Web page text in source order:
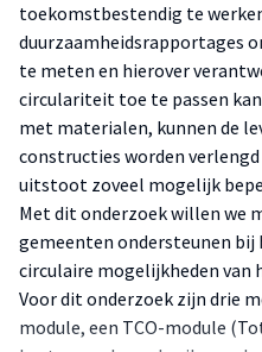
toekomstbestendig te
duurzaamheidsrapportages
te meten en hierover
circulariteit toe te passen
met materialen, kunnen de
constructies worden verlengd
uitstoot zoveel mogelijk
Met dit onderzoek willen we
gemeenten ondersteunen
circulaire mogelijkheden van
Voor dit onderzoek zijn drie
module, een TCO-module